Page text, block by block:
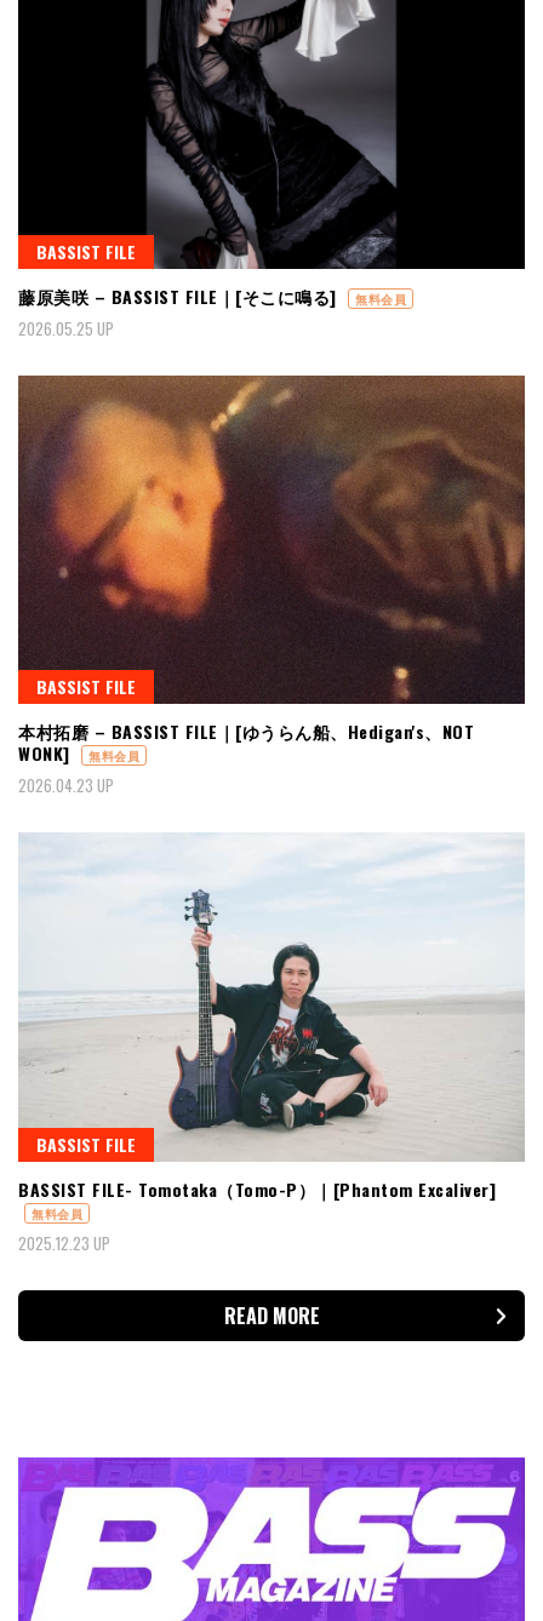
BASSIST FILE
藤原美咲 – BASSIST FILE｜[そこに鳴る]
無料会員
2026.05.25 UP
BASSIST FILE
本村拓磨 – BASSIST FILE｜[ゆうらん船、Hedigan's、NOT
WONK]
無料会員
2026.04.23 UP
BASSIST FILE
BASSIST FILE- Tomotaka（Tomo-P）｜[Phantom Excaliver]
無料会員
2025.12.23 UP
READ MORE